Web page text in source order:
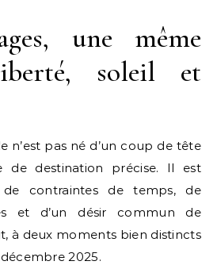
une même
soleil et
n’est pas né d’un coup de tête
de destination précise. Il est
contraintes de temps, de
et d’un désir commun de
à deux moments bien distincts
2025.